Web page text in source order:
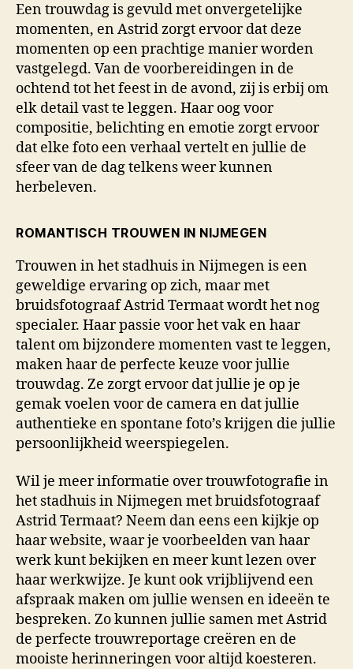
Een trouwdag is gevuld met onvergetelijke
momenten, en Astrid zorgt ervoor dat deze
momenten op een prachtige manier worden
vastgelegd. Van de voorbereidingen in de
ochtend tot het feest in de avond, zij is erbij om
elk detail vast te leggen. Haar oog voor
compositie, belichting en emotie zorgt ervoor
dat elke foto een verhaal vertelt en jullie de
sfeer van de dag telkens weer kunnen
herbeleven.
ROMANTISCH TROUWEN IN NIJMEGEN
Trouwen in het stadhuis in Nijmegen is een
geweldige ervaring op zich, maar met
bruidsfotograaf Astrid Termaat wordt het nog
specialer. Haar passie voor het vak en haar
talent om bijzondere momenten vast te leggen,
maken haar de perfecte keuze voor jullie
trouwdag. Ze zorgt ervoor dat jullie je op je
gemak voelen voor de camera en dat jullie
authentieke en spontane foto’s krijgen die jullie
persoonlijkheid weerspiegelen.
Wil je meer informatie over trouwfotografie in
het stadhuis in Nijmegen met bruidsfotograaf
Astrid Termaat? Neem dan eens een kijkje op
haar website, waar je voorbeelden van haar
werk kunt bekijken en meer kunt lezen over
haar werkwijze. Je kunt ook vrijblijvend een
afspraak maken om jullie wensen en ideeën te
bespreken. Zo kunnen jullie samen met Astrid
de perfecte trouwreportage creëren en de
mooiste herinneringen voor altijd koesteren.